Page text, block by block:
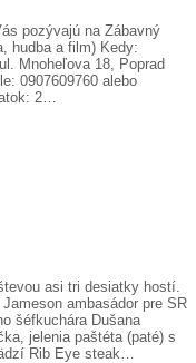
pozývajú na Zábavný
hudba a film) Kedy:
Mnoheľova 18, Poprad
0907609760 alebo
2…
asi tri desiatky hostí.
ambasádor pre SR
šéfkuchára Dušana
jelenia paštéta (paté) s
Rib Eye steak…